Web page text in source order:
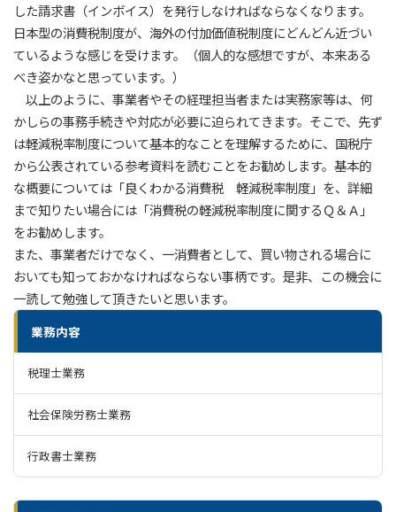
した請求書（インボイス）を発行しなければならなくなります。
日本型の消費税制度が、海外の付加価値税制度にどんどん近づい
ているような感じを受けます。（個人的な感想ですが、本来ある
べき姿かなと思っています。）
以上のように、事業者やその経理担当者または実務家等は、何
かしらの事務手続きや対応が必要に迫られてきます。そこで、先ず
は軽減税率制度について基本的なことを理解するために、国税庁
から公表されている参考資料を読むことをお勧めします。基本的
な概要については「良くわかる消費税 軽減税率制度」を、詳細
まで知りたい場合には「消費税の軽減税率制度に関するＱ＆Ａ」
をお勧めします。
また、事業者だけでなく、一消費者として、買い物される場合に
おいても知っておかなければならない事柄です。是非、この機会に
一読して勉強して頂きたいと思います。
業務内容
税理士業務
社会保険労務士業務
行政書士業務